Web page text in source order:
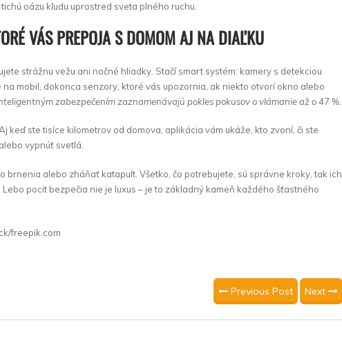
oázu kľudu uprostred sveta plného ruchu.
VÁS PREPOJA S DOMOM AJ NA DIAĽKU
strážnu vežu ani nočné hliadky. Stačí smart systém: kamery s detekciou
mobil, dokonca senzory, ktoré vás upozornia, ak niekto otvorí okno alebo
zabezpečením zaznamenávajú pokles pokusov o vlámanie až o 47 %
keď ste tisíce kilometrov od domova, aplikácia vám ukáže, kto zvoní, či ste
vypnúť svetlá.
brnenia alebo zháňať katapult. Všetko, čo potrebujete, sú správne kroky, tak ich
pocit bezpečia nie je luxus – je to základný kameň každého šťastného
freepik.com
Previous Post Next